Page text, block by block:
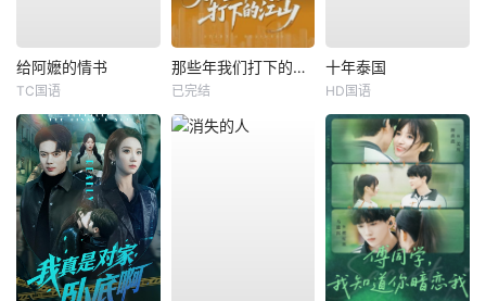
给阿嬷的情书
TC国语
那些年我们打下的江山
已完结
十年泰国
HD国语